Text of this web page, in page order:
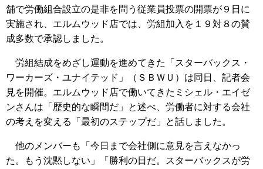
舗で労働組合設立の是非を問う従業員投票の開票が９日に
実施され、エルムウッド店では、労組加入を１９対８の賛
成多数で承認しました。
労組結成をめざし運動を進めてきた「スターバックス・
ワーカーズ・ユナイテッド」（ＳＢＷＵ）は同日、記者会
見を開催。エルムウッド店で働いてきたミシェル・エイゼ
ンさんは「歴史的な瞬間だ」と述べ、労働者に対する会社
の考えを変える「最初のステップだ」と話しました。
他のメンバーも「今日まで会社側に意見を言えなかっ
た。もう沈黙しない」「勝利の日だ。スターバックスが労